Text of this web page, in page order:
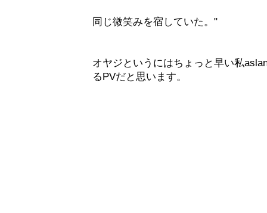
同じ微笑みを宿していた。"
オヤジというにはちょっと早い私
るPVだと思います。